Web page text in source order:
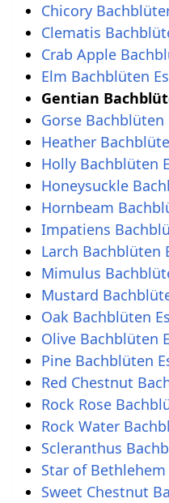
Chicory
Clematis
Crab Apple
Elm Bachblüten
Gentian
Gorse Bachblüten
Heather
Holly Bachblüten
Honeysuckle
Hornbeam
Impatiens
Larch Bachblüten
Mimulus
Mustard
Oak Bachblüten
Olive Bachblüten
Pine Bachblüten
Red Chestnut
Rock Rose
Rock Water
Scleranthus
Star of
Sweet Chestnut